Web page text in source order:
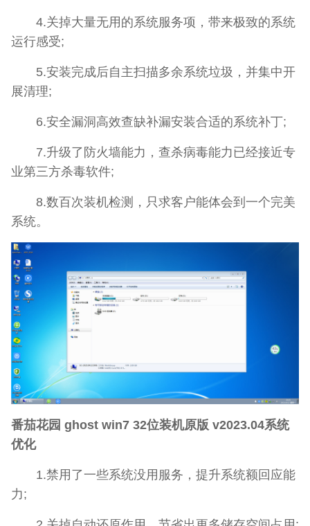
4.关掉大量无用的系统服务项，带来极致的系统
运行感受;
5.安装完成后自主扫描多余系统垃圾，并集中开
展清理;
6.安全漏洞高效查缺补漏安装合适的系统补丁;
7.升级了防火墙能力，查杀病毒能力已经接近专
业第三方杀毒软件;
8.数百次装机检测，只求客户能体会到一个完美
系统。
番茄花园 ghost win7 32位装机原版 v2023.04系统
优化
1.禁用了一些系统没用服务，提升系统额回应能
力;